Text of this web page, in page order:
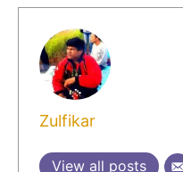
Zulfikar
View all posts